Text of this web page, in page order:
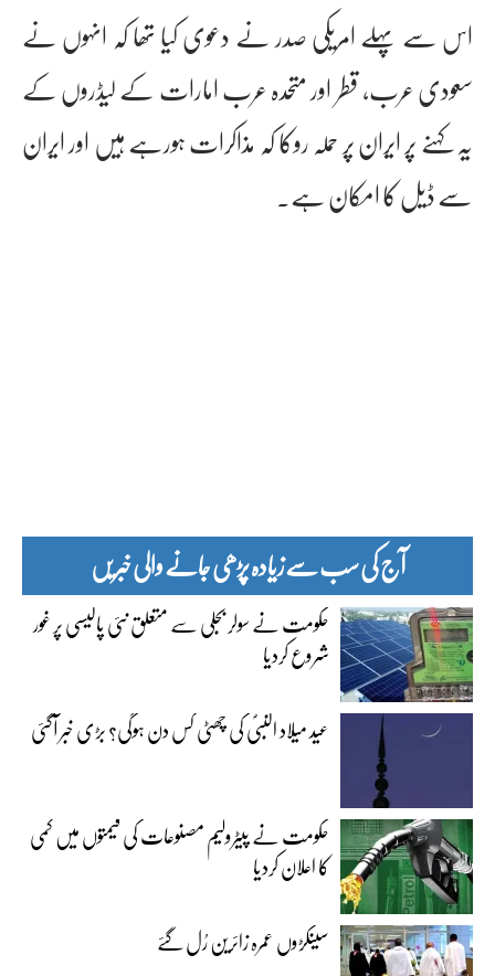
اس سے پہلے امریکی صدر نے دعوی کیا تھا کہ انہوں نے
سعودی عرب، قطر اور متحدہ عرب امارات کے لیڈروں کے
یہ کہنے پر ایران پر حملہ روکا کہ مذاکرات ہورہے ہیں اور ایران
سے ڈیل کا امکان ہے۔
آج کی سب سے زیادہ پڑھی جانے والی خبریں
حکومت نے سولر بجلی سے متعلق نئی پالیسی پر غور
شروع کردیا
عید میلاد النبیؐ کی چھٹی کس دن ہوگی؟ بڑی خبر آگئی
حکومت نے پیٹرولیم مصنوعات کی قیمتوں میں کمی
کا اعلان کردیا
سینکڑوں عمرہ زائرین رُل گئے